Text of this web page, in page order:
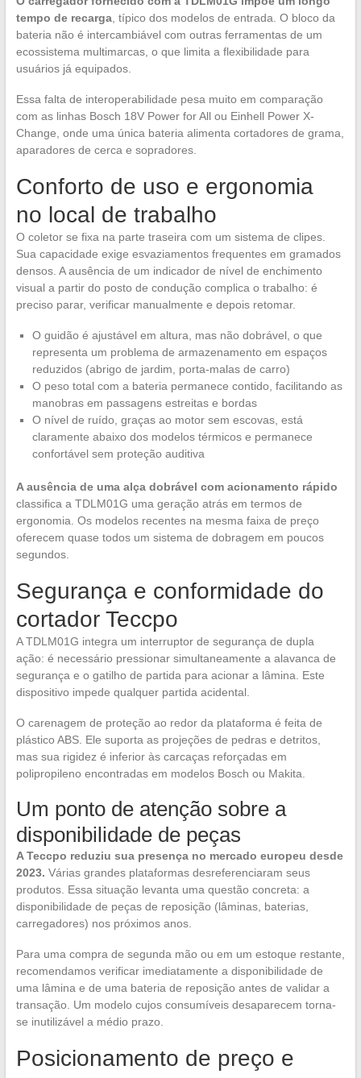
tempo de recarga, típico dos modelos de entrada. O bloco da
bateria não é intercambiável com outras ferramentas de um
ecossistema multimarcas, o que limita a flexibilidade para
usuários já equipados.
Essa falta de interoperabilidade pesa muito em comparação
com as linhas Bosch 18V Power for All ou Einhell Power X-
Change, onde uma única bateria alimenta cortadores de grama,
aparadores de cerca e sopradores.
Conforto de uso e ergonomia
no local de trabalho
O coletor se fixa na parte traseira com um sistema de clipes.
Sua capacidade exige esvaziamentos frequentes em gramados
densos. A ausência de um indicador de nível de enchimento
visual a partir do posto de condução complica o trabalho: é
preciso parar, verificar manualmente e depois retomar.
O guidão é ajustável em altura, mas não dobrável, o que
representa um problema de armazenamento em espaços
reduzidos (abrigo de jardim, porta-malas de carro)
O peso total com a bateria permanece contido, facilitando as
manobras em passagens estreitas e bordas
O nível de ruído, graças ao motor sem escovas, está
claramente abaixo dos modelos térmicos e permanece
confortável sem proteção auditiva
A ausência de uma alça dobrável com acionamento rápido
classifica a TDLM01G uma geração atrás em termos de
ergonomia. Os modelos recentes na mesma faixa de preço
oferecem quase todos um sistema de dobragem em poucos
segundos.
Segurança e conformidade do
cortador Teccpo
A TDLM01G integra um interruptor de segurança de dupla
ação: é necessário pressionar simultaneamente a alavanca de
segurança e o gatilho de partida para acionar a lâmina. Este
dispositivo impede qualquer partida acidental.
O carenagem de proteção ao redor da plataforma é feita de
plástico ABS. Ele suporta as projeções de pedras e detritos,
mas sua rigidez é inferior às carcaças reforçadas em
polipropileno encontradas em modelos Bosch ou Makita.
Um ponto de atenção sobre a
disponibilidade de peças
A Teccpo reduziu sua presença no mercado europeu desde
2023. Várias grandes plataformas desreferenciaram seus
produtos. Essa situação levanta uma questão concreta: a
disponibilidade de peças de reposição (lâminas, baterias,
carregadores) nos próximos anos.
Para uma compra de segunda mão ou em um estoque restante,
recomendamos verificar imediatamente a disponibilidade de
uma lâmina e de uma bateria de reposição antes de validar a
transação. Um modelo cujos consumíveis desaparecem torna-
se inutilizável a médio prazo.
Posicionamento de preço e